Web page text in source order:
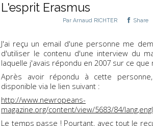
L'esprit Erasmus
Par Arnaud RICHTER Share
J'ai reçu un email d'une personne me
d'utiliser le contenu d'une interview du
laquelle j'avais répondu en 2007 sur ce que
Après avoir répondu à cette
disponible via le lien suivant :
http://www.newropeans-
magazine.org/content/view/5683/84/
Le temps passe ! Pourtant, avec tout le